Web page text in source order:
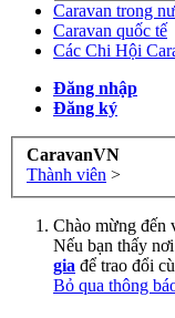
Caravan trong
Caravan quốc tế
Các Chi Hội
Đăng nhập
Đăng ký
CaravanVN
Thành viên >
Chào mừng đến
Nếu bạn thấy
gia để trao đổi
Bỏ qua thông